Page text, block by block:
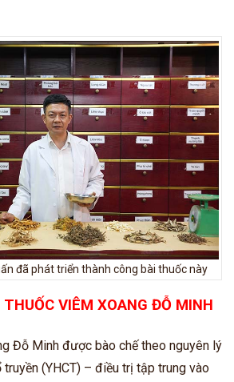
đã phát triển thành công bài thuốc này
THUỐC VIÊM XOANG ĐỖ MINH
Đỗ Minh được bào chế theo nguyên lý
(YHCT) – điều trị tập trung vào